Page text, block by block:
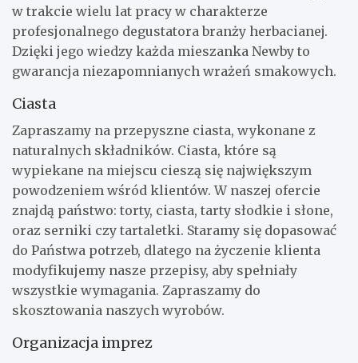
w trakcie wielu lat pracy w charakterze
profesjonalnego degustatora branży herbacianej.
Dzięki jego wiedzy każda mieszanka Newby to
gwarancja niezapomnianych wrażeń smakowych.
Ciasta
Zapraszamy na przepyszne ciasta, wykonane z
naturalnych składników. Ciasta, które są
wypiekane na miejscu cieszą się największym
powodzeniem wśród klientów. W naszej ofercie
znajdą państwo: torty, ciasta, tarty słodkie i słone,
oraz serniki czy tartaletki. Staramy się dopasować
do Państwa potrzeb, dlatego na życzenie klienta
modyfikujemy nasze przepisy, aby spełniały
wszystkie wymagania. Zapraszamy do
skosztowania naszych wyrobów.
Organizacja imprez